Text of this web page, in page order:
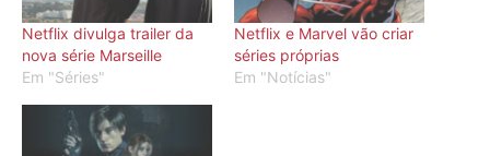
Netflix divulga trailer da
nova série Marseille
Em "Séries"
Netflix e Marvel vão criar
séries próprias
Em "Notícias"